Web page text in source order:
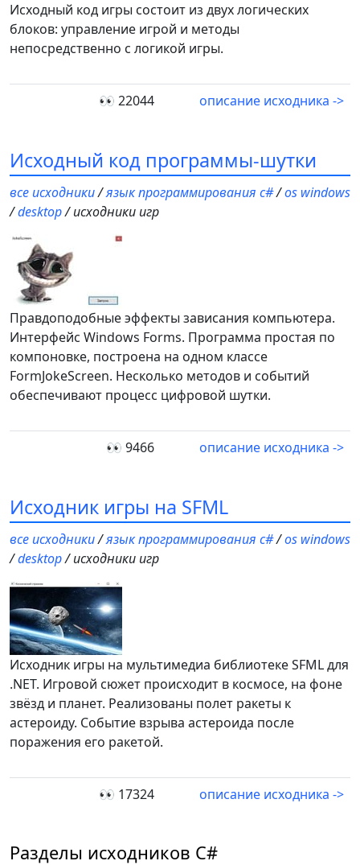
Исходный код игры состоит из двух логических
блоков: управление игрой и методы
непосредственно с логикой игры.
👀 22044 описание исходника ->
Исходный код программы-шутки
все исходники/язык программирования c#/os windows
/desktop/ исходники игр
Правдоподобные эффекты зависания компьютера.
Интерфейс Windows Forms. Программа простая по
компоновке, построена на одном классе
FormJokeScreen. Несколько методов и событий
обеспечивают процесс цифровой шутки.
👀 9466 описание исходника ->
Исходник игры на SFML
все исходники/язык программирования c#/os windows
/desktop/ исходники игр
Исходник игры на мультимедиа библиотеке SFML для
.NET. Игровой сюжет происходит в космосе, на фоне
звёзд и планет. Реализованы полет ракеты к
астероиду. Событие взрыва астероида после
поражения его ракетой.
👀 17324 описание исходника ->
Разделы исходников C#